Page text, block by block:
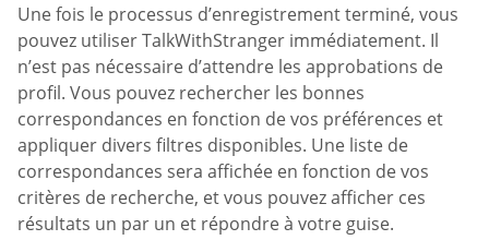
Une fois le processus d’enregistrement terminé, vous
pouvez utiliser TalkWithStranger immédiatement. Il
n’est pas nécessaire d’attendre les approbations de
profil. Vous pouvez rechercher les bonnes
correspondances en fonction de vos préférences et
appliquer divers filtres disponibles. Une liste de
correspondances sera affichée en fonction de vos
critères de recherche, et vous pouvez afficher ces
résultats un par un et répondre à votre guise.